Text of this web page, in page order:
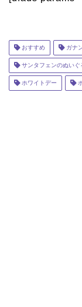
おすすめ ガナ
サンタフェンのぬいぐ
ホワイトデー